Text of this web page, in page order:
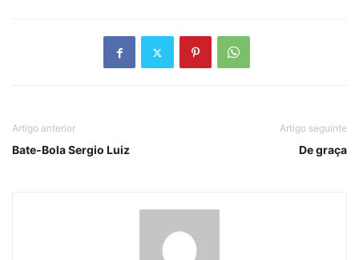
Artigo anterior
Bate-Bola Sergio Luiz
Artigo seguinte
De graça